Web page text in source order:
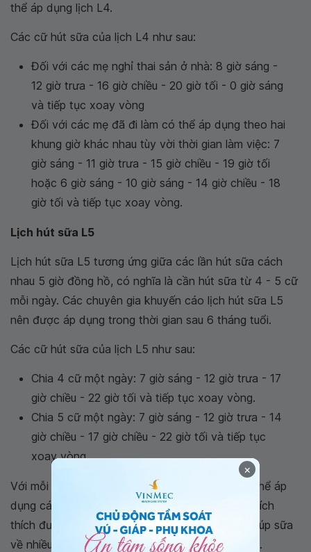
thể áp dụng lịch L4.
Các cữ hút sữa của lịch L4 như sau:
Đối với các mẹ nghỉ thai sản ở nhà: 8 giờ sáng -
12 giờ trưa - 16 giờ chiều - 20 giờ tối - 0 giờ sáng
và tiếp tục xoay vòng
Đối với các mẹ đã đi làm có thể áp dụng theo hai
khung giờ khác nhau tùy vời thời gian làm việc: 7
giờ sáng - 11 giờ trưa - 15 giờ chiều - 19 giờ tối
hoặc 6 giờ sáng - 10 giờ sáng - 14 giờ chiều - 18
giờ tối và tiếp tục xoay vòng.
Lịch hút sữa L5
Lịch hút sữa L5 tương ứng giữa các lần hút sữa cách
nhau 5 giờ đồng hồ, có nghĩa là cần hút sữa từ 4 - 5 cữ
mỗi ngày. Các chuyên gia khuyến cáo lịch hút sữa L5
nên được áp dụng trong thời gian sau 6 tháng tuổi.
Các cữ hút sữa của lịch L5 như sau:
Chia 4 cữ một ngày: 7 giờ sáng - 12 giờ trưa - 17
giờ chiều - 22 giờ tối và tiếp tục xoay vòng.
Chia 5 cữ một ngày: 7 giờ sáng - 12 giờ trưa - 14
giờ chiều - 17 giờ chiều - 22 giờ tối và tiếp tục
xoay vòng.
Với mỗi thời điểm phát triển của bé, các mẹ có thể áp
dụng các lịch hút sữa khác nhau, điều này giúp kích
thích được ngực mẹ sản xuất thêm sữa, từ đó giúp sữa
về nhiều để đáp ứng nhu cầu dinh dưỡng của trẻ.
×